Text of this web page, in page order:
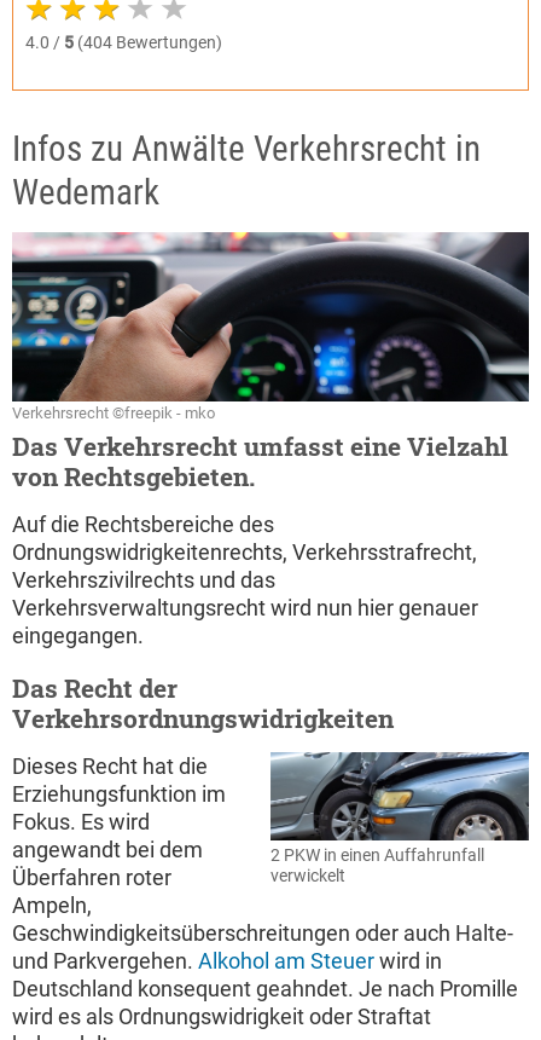
4.0 / 5 (404 Bewertungen)
Infos zu Anwälte Verkehrsrecht in
Wedemark
Verkehrsrecht ©freepik - mko
Das Verkehrsrecht umfasst eine Vielzahl
von Rechtsgebieten.
Auf die Rechtsbereiche des
Ordnungswidrigkeitenrechts, Verkehrsstrafrecht,
Verkehrszivilrechts und das
Verkehrsverwaltungsrecht wird nun hier genauer
eingegangen.
Das Recht der
Verkehrsordnungswidrigkeiten
2 PKW in einen Auffahrunfall
verwickelt
Dieses Recht hat die
Erziehungsfunktion im
Fokus. Es wird
angewandt bei dem
Überfahren roter
Ampeln,
Geschwindigkeitsüberschreitungen oder auch Halte-
und Parkvergehen. Alkohol am Steuerwird in
Deutschland konsequent geahndet. Je nach Promille
wird es als Ordnungswidrigkeit oder Straftat